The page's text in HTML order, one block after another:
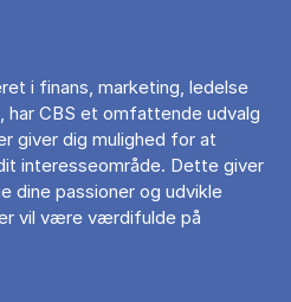
i finans, marketing, ledelse
har CBS et omfattende udvalg
giver dig mulighed for at
interesseområde. Dette giver
dine passioner og udvikle
vil være værdifulde på